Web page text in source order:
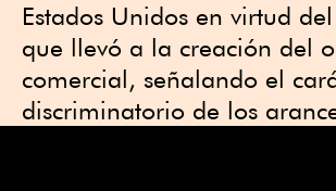
Estados Unidos en virtud
que llevó a la creación del
comercial, señalando el
discriminatorio de los